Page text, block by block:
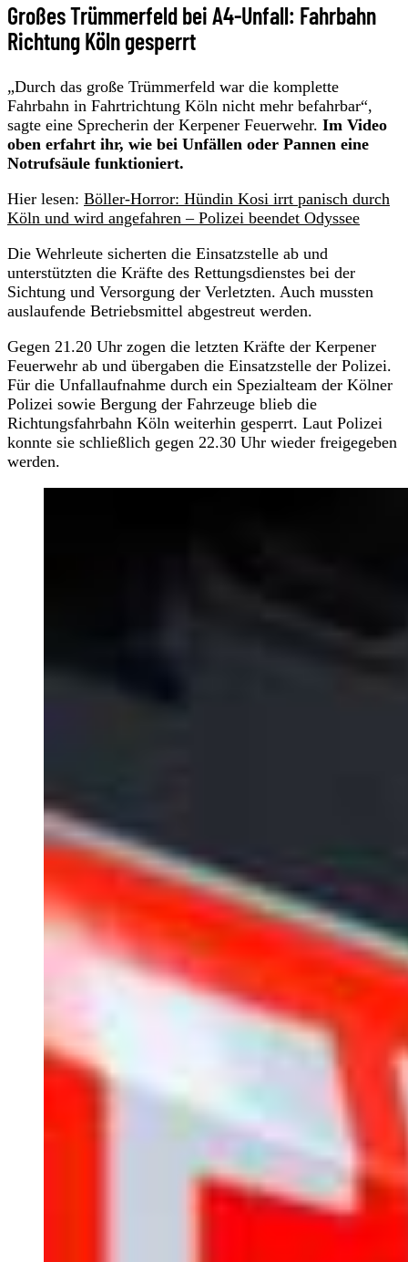
Großes Trümmerfeld bei A4-Unfall: Fahrbahn
Richtung Köln gesperrt
„Durch das große Trümmerfeld war die komplette
Fahrbahn in Fahrtrichtung Köln nicht mehr befahrbar“,
sagte eine Sprecherin der Kerpener Feuerwehr. Im Video
oben erfahrt ihr, wie bei Unfällen oder Pannen eine
Notrufsäule funktioniert.
Hier lesen: Böller-Horror: Hündin Kosi irrt panisch durch
Köln und wird angefahren – Polizei beendet Odyssee
Die Wehrleute sicherten die Einsatzstelle ab und
unterstützten die Kräfte des Rettungsdienstes bei der
Sichtung und Versorgung der Verletzten. Auch mussten
auslaufende Betriebsmittel abgestreut werden.
Gegen 21.20 Uhr zogen die letzten Kräfte der Kerpener
Feuerwehr ab und übergaben die Einsatzstelle der Polizei.
Für die Unfallaufnahme durch ein Spezialteam der Kölner
Polizei sowie Bergung der Fahrzeuge blieb die
Richtungsfahrbahn Köln weiterhin gesperrt. Laut Polizei
konnte sie schließlich gegen 22.30 Uhr wieder freigegeben
werden.